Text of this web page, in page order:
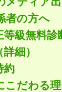
者の方へ
等級無料診
細）
約
こだわる